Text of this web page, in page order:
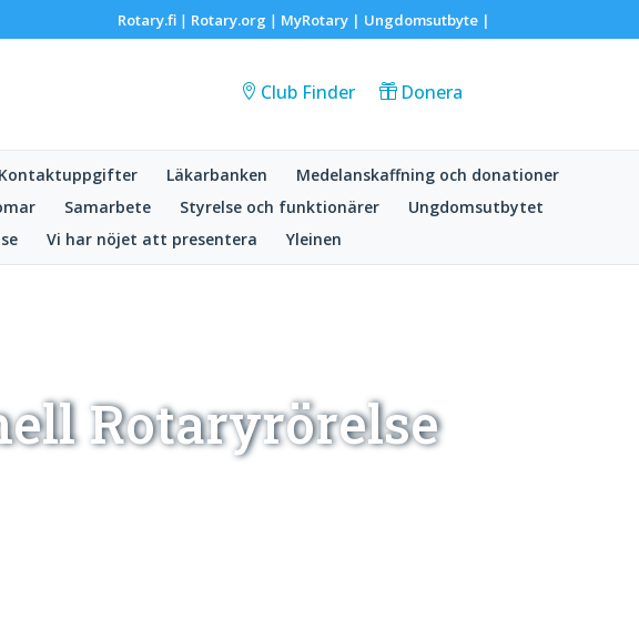
Rotary.fi| Rotary.org | MyRotary | Ungdomsutbyte|
Club Finder Donera
Kontaktuppgifter Läkarbanken
Medelanskaffning och donationer
Samarbete Styrelse och funktionärer
Ungdomsutbytet
Vi har nöjet att presentera Yleinen
Rotaryrörelse